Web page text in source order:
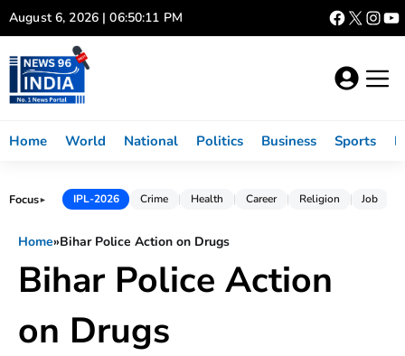
Skip
to
content
August 6, 2026 | 06:50:11 PM
Home World National Politics Business Sports
Focus► IPL-2026 Crime Health Career Religion Job
Home»Bihar Police Action on Drugs
Bihar Police Action
on Drugs